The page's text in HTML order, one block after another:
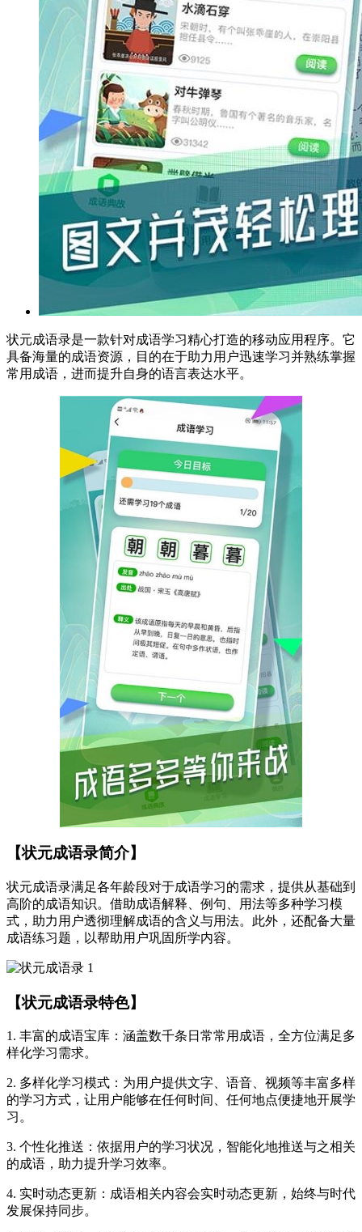
状元成语录是一款针对成语学习精心打造的移动应用程序。它
具备海量的成语资源，目的在于助力用户迅速学习并熟练掌握
常用成语，进而提升自身的语言表达水平。
【状元成语录简介】
状元成语录满足各年龄段对于成语学习的需求，提供从基础到
高阶的成语知识。借助成语解释、例句、用法等多种学习模
式，助力用户透彻理解成语的含义与用法。此外，还配备大量
成语练习题，以帮助用户巩固所学内容。
【状元成语录特色】
1. 丰富的成语宝库：涵盖数千条日常常用成语，全方位满足多
样化学习需求。
2. 多样化学习模式：为用户提供文字、语音、视频等丰富多样
的学习方式，让用户能够在任何时间、任何地点便捷地开展学
习。
3. 个性化推送：依据用户的学习状况，智能化地推送与之相关
的成语，助力提升学习效率。
4. 实时动态更新：成语相关内容会实时动态更新，始终与时代
发展保持同步。